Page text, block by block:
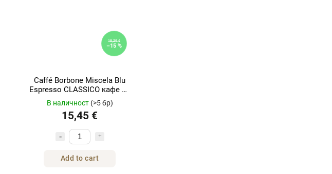
18,29 €
–15 %
Caffé Borbone Miscela Blu
Espresso CLASSICO кафе на
зърна 1 кг
В наличност (>5 бр)
15,45 €
Add to cart